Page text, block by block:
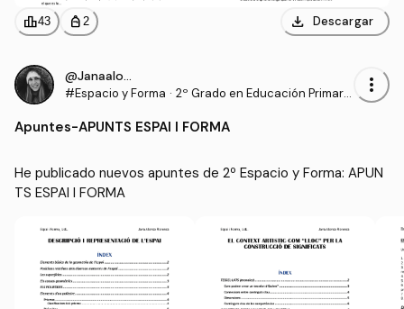
leaderboard43 personal_bag 2 download Descargar
@Janaalonso
#Espacio y Forma · 2º Grado en Educación Primaria
more_vert
Apuntes-APUNTS ESPAI I FORMA
He publicado nuevos apuntes de 2º Espacio y Forma: APUN
TS ESPAI I FORMA